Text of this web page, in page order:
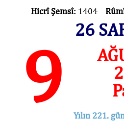
Hicrî Şemsî: 1404
26
9
Yılın 221.